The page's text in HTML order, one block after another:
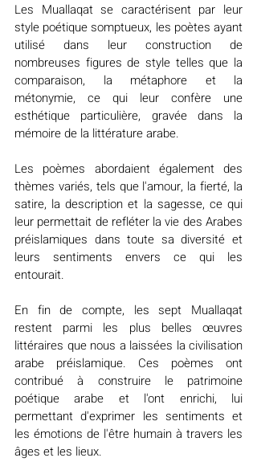
Les Muallaqat se caractérisent par leur
style poétique somptueux, les poètes ayant
utilisé dans leur construction de
nombreuses figures de style telles que la
comparaison, la métaphore et la
métonymie, ce qui leur confère une
esthétique particulière, gravée dans la
mémoire de la littérature arabe.
Les poèmes abordaient également des
thèmes variés, tels que l'amour, la fierté, la
satire, la description et la sagesse, ce qui
leur permettait de refléter la vie des Arabes
préislamiques dans toute sa diversité et
leurs sentiments envers ce qui les
entourait.
En fin de compte, les sept Muallaqat
restent parmi les plus belles œuvres
littéraires que nous a laissées la civilisation
arabe préislamique. Ces poèmes ont
contribué à construire le patrimoine
poétique arabe et l'ont enrichi, lui
permettant d'exprimer les sentiments et
les émotions de l'être humain à travers les
âges et les lieux.